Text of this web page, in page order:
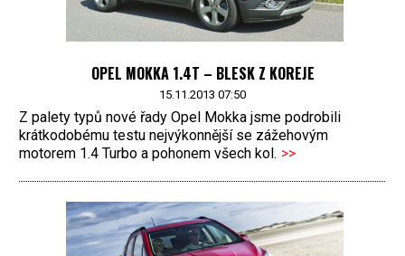
OPEL MOKKA 1.4T – BLESK Z KOREJE
15.11.2013 07:50
Z palety typů nové řady Opel Mokka jsme podrobili
krátkodobému testu nejvýkonnější se zážehovým
motorem 1.4 Turbo a pohonem všech kol. >>